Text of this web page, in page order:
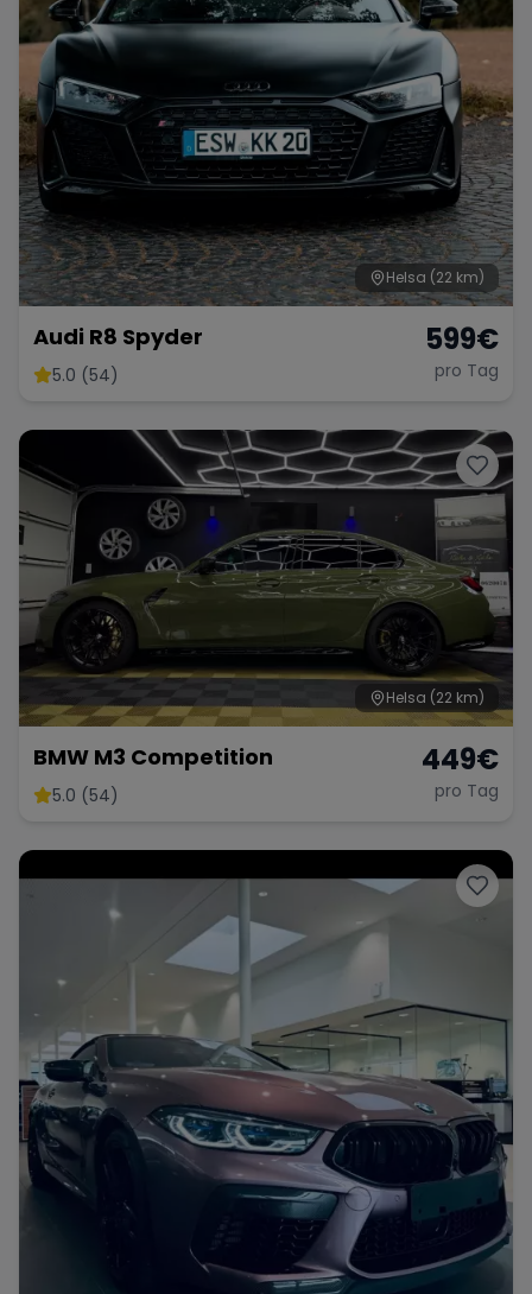
Helsa (22 km)
Audi R8 Spyder
5.0 (54)
599€
pro Tag
Helsa (22 km)
BMW M3 Competition
5.0 (54)
449€
pro Tag